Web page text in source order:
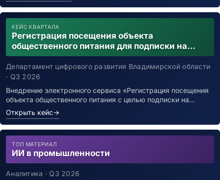
КЕЙС КВАРТАЛА
Регистрация посещения объекта
общественного питания для подписки на
уведомления о возможном контакте с
заболевшим новой коронавирусной
инфекцией
Департамент цифрового развития Владимирской области
· Q3 2026
Внедрение электронного сервиса «Регистрация посещения
объекта общественного питания с целью подписки на…
Открыть кейс→
ТОП МАТЕРИАЛ
ИИ в промышленности
Аналитика · Q3 2026